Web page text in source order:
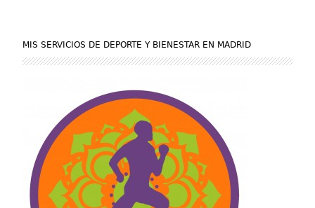
MIS SERVICIOS DE DEPORTE Y BIENESTAR EN MADRID